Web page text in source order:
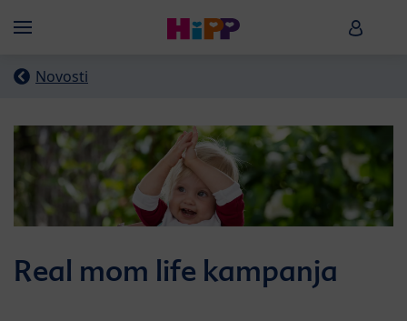
Menü HiPP
Novosti
Real mom life kampanja